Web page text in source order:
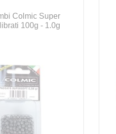
Colmic Super
100g - 1.0g